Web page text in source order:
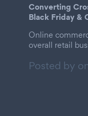
Converting
Black Friday &
Online
overall retail
Posted by